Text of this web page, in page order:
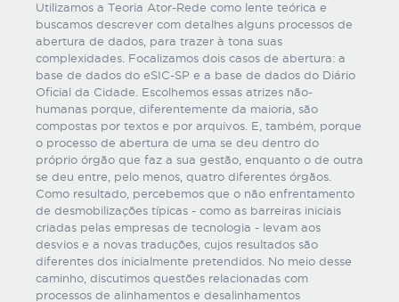
Utilizamos a Teoria Ator-Rede como lente teórica e
buscamos descrever com detalhes alguns processos de
abertura de dados, para trazer à tona suas
complexidades. Focalizamos dois casos de abertura: a
base de dados do eSIC-SP e a base de dados do Diário
Oficial da Cidade. Escolhemos essas atrizes não-
humanas porque, diferentemente da maioria, são
compostas por textos e por arquivos. E, também, porque
o processo de abertura de uma se deu dentro do
próprio órgão que faz a sua gestão, enquanto o de outra
se deu entre, pelo menos, quatro diferentes órgãos.
Como resultado, percebemos que o não enfrentamento
de desmobilizações típicas - como as barreiras iniciais
criadas pelas empresas de tecnologia - levam aos
desvios e a novas traduções, cujos resultados são
diferentes dos inicialmente pretendidos. No meio desse
caminho, discutimos questões relacionadas com
processos de alinhamentos e desalinhamentos